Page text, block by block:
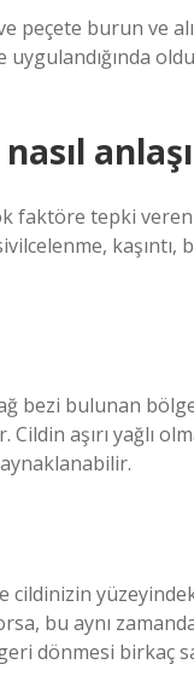
burun ve
faktöre tepki
bezi bulunan
Cildin aşırı yağlı
bu aynı
dönmesi birkaç